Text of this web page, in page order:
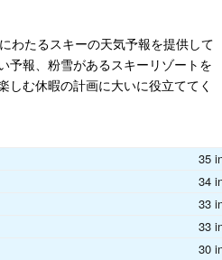
わたるスキーの天気予報を提供して
予報、粉雪があるスキーリゾートを
しむ休暇の計画に大いに役立ててく
35
34
33
33
30